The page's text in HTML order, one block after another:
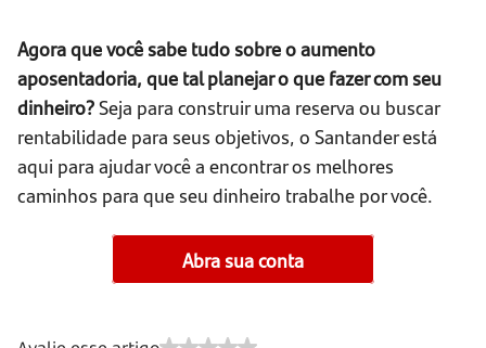
Agora que você sabe tudo sobre o aumento
aposentadoria, que tal planejar o que fazer com seu
dinheiro?Seja para construir uma reserva ou buscar
rentabilidade para seus objetivos, o Santander está
aqui para ajudar você a encontrar os melhores
caminhos para que seu dinheiro trabalhe por você.
Abra sua conta